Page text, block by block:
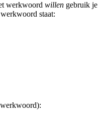
werkwoord willen gebruik je
staat: